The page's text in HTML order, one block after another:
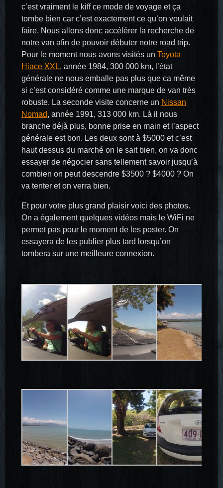
c’est vraiment le kiff ce mode de voyage et ça
tombe bien car c’est exactement ce qu’on voulait
faire. Nous allons donc accélérer la recherche de
notre van afin de pouvoir débuter notre road trip.
Pour le moment nous avons visités unToyota
Hiace XXL, année 1984, 300 000 km, l’état
générale ne nous emballe pas plus que ca même
si c’est considéré comme une marque de van très
robuste. La seconde visite concerne un Nissan
Nomad, année 1991, 313 000 km. Là il nous
branche déjà plus, bonne prise en main et l’aspect
générale est bon. Les deux sont à $5000 et c’est
haut dessus du marché on le sait bien, on va donc
essayer de négocier sans tellement savoir jusqu’à
combien on peut descendre $3500 ? $4000 ? On
va tenter et on verra bien.
Et pour votre plus grand plaisir voici des photos.
On a également quelques vidéos mais le WiFi ne
permet pas pour le moment de les poster. On
essayera de les publier plus tard lorsqu’on
tombera sur une meilleure connexion.